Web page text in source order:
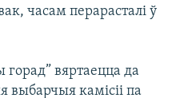
часам перарасталі ў
горад” вяртаецца да
выбарчыя камісіі па